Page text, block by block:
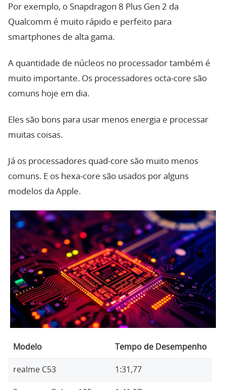
Por exemplo, o Snapdragon 8 Plus Gen 2 da
Qualcomm é muito rápido e perfeito para
smartphones de alta gama.
A quantidade de núcleos no processador também é
muito importante. Os processadores octa-core são
comuns hoje em dia.
Eles são bons para usar menos energia e processar
muitas coisas.
Já os processadores quad-core são muito menos
comuns. E os hexa-core são usados por alguns
modelos da Apple.
Modelo Tempo de Desempenho
realme C53 1:31,77